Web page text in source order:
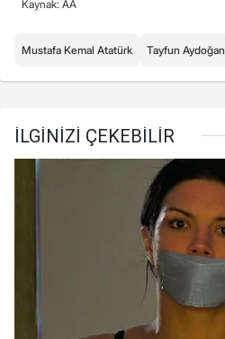
Kaynak: AA
Mustafa Kemal Atatürk Tayfun Aydoğan